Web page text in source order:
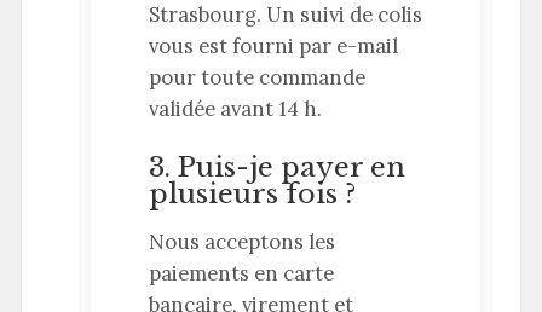
Strasbourg. Un suivi de colis
vous est fourni par e-mail
pour toute commande
validée avant 14 h.
3. Puis-je payer en
plusieurs fois ?
Nous acceptons les
paiements en carte
bancaire, virement et